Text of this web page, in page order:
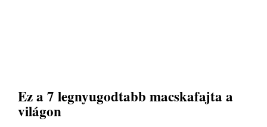
Ez a 7 legnyugodtabb macskafajta a
világon